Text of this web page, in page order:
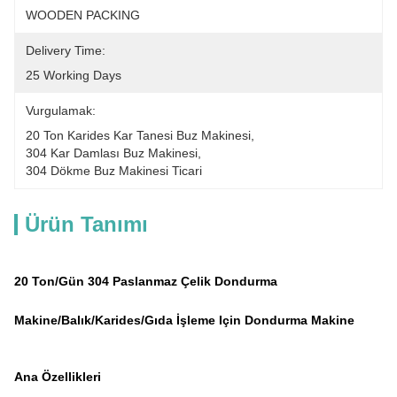
WOODEN PACKING
Delivery Time:
25 Working Days
Vurgulamak:
20 Ton Karides Kar Tanesi Buz Makinesi
304 Kar Damlası Buz Makinesi
304 Dökme Buz Makinesi Ticari
Ürün Tanımı
20 Ton/Gün 304 Paslanmaz Çelik Dondurma
Makine/Balık/Karides/Gıda İşleme Için Dondurma Makine
Ana Özellikleri